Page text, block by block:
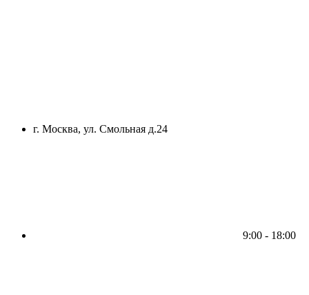
г. Москва, ул. Смольная д.24
9:00 - 18:00